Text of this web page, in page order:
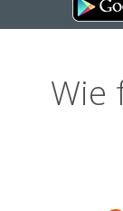
Wie